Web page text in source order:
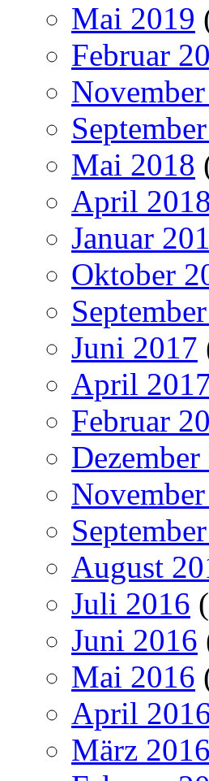
Mai 2019
Februar
Mai 2018
April 2018
Januar
Oktober
Juni 2017
April
Februar
August
Juli 2016
Juni 2016
Mai 2016
April
März 2016